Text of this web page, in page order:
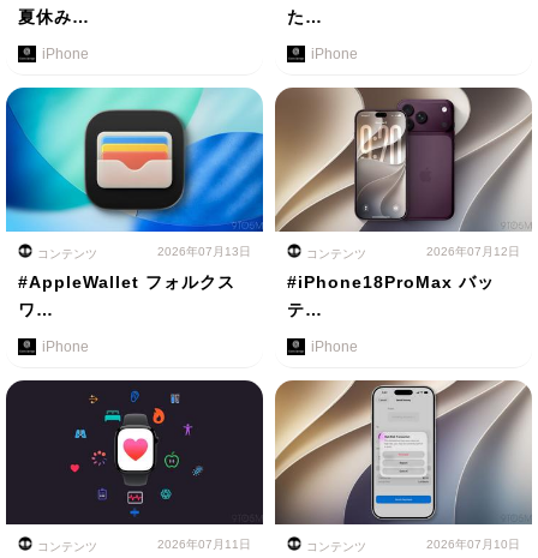
夏休み…
iPhone
た…
iPhone
コンテンツ 2026年07月13日
#AppleWallet フォルクス
ワ…
iPhone
コンテンツ 2026年07月12日
#iPhone18ProMax バッ
テ…
iPhone
コンテンツ 2026年07月11日 コンテンツ 2026年07月10日